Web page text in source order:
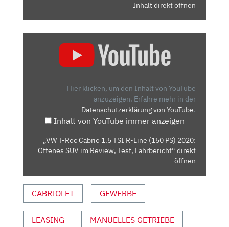
Inhalt direkt öffnen
SUV
IM
REVIEW,
TEST,
Hier klicken, um den Inhalt von YouTube
anzuzeigen. Erfahre mehr in der
Datenschutzerklärung von YouTube.
Inhalt von YouTube immer anzeigen
„VW T-Roc Cabrio 1.5 TSI R-Line (150 PS) 2020:
Offenes SUV im Review, Test, Fahrbericht“ direkt
öffnen
CABRIOLET GEWERBE
LEASING MANUELLES GETRIEBE